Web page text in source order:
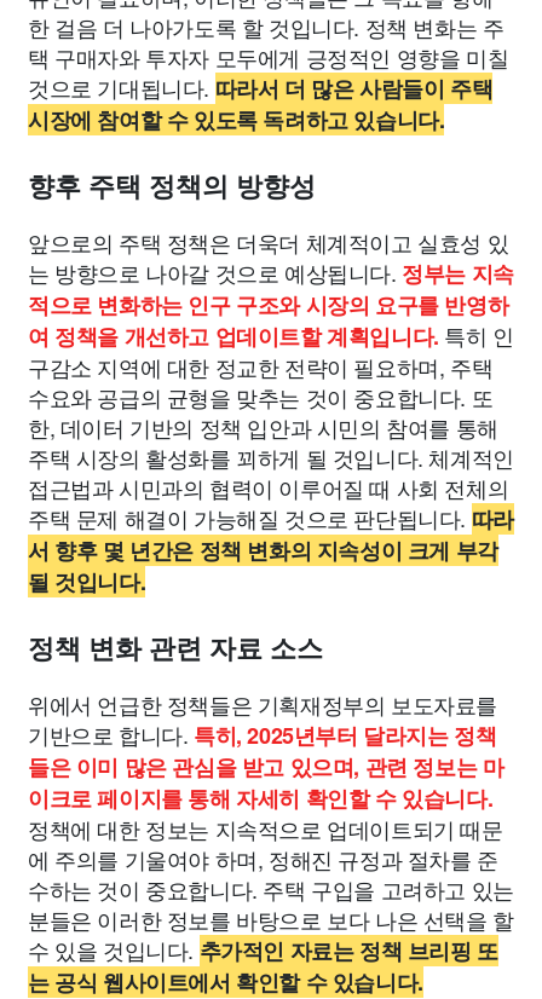
한 걸음 더 나아가도록 할 것입니다. 정책 변화는 주
택 구매자와 투자자 모두에게 긍정적인 영향을 미칠
것으로 기대됩니다. 따라서 더 많은 사람들이 주택
시장에 참여할 수 있도록 독려하고 있습니다.
향후 주택 정책의 방향성
앞으로의 주택 정책은 더욱더 체계적이고 실효성 있
는 방향으로 나아갈 것으로 예상됩니다. 정부는 지속
적으로 변화하는 인구 구조와 시장의 요구를 반영하
여 정책을 개선하고 업데이트할 계획입니다. 특히 인
구감소 지역에 대한 정교한 전략이 필요하며, 주택
수요와 공급의 균형을 맞추는 것이 중요합니다. 또
한, 데이터 기반의 정책 입안과 시민의 참여를 통해
주택 시장의 활성화를 꾀하게 될 것입니다. 체계적인
접근법과 시민과의 협력이 이루어질 때 사회 전체의
주택 문제 해결이 가능해질 것으로 판단됩니다. 따라
서 향후 몇 년간은 정책 변화의 지속성이 크게 부각
될 것입니다.
정책 변화 관련 자료 소스
위에서 언급한 정책들은 기획재정부의 보도자료를
기반으로 합니다. 특히, 2025년부터 달라지는 정책
들은 이미 많은 관심을 받고 있으며, 관련 정보는 마
이크로 페이지를 통해 자세히 확인할 수 있습니다.
정책에 대한 정보는 지속적으로 업데이트되기 때문
에 주의를 기울여야 하며, 정해진 규정과 절차를 준
수하는 것이 중요합니다. 주택 구입을 고려하고 있는
분들은 이러한 정보를 바탕으로 보다 나은 선택을 할
수 있을 것입니다. 추가적인 자료는 정책 브리핑 또
는 공식 웹사이트에서 확인할 수 있습니다.